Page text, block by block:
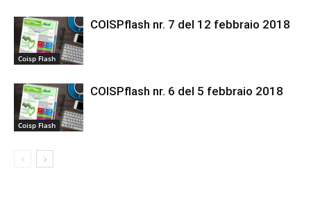
Coisp Flash
COISPflash nr. 7 del 12 febbraio 2018
Coisp Flash
COISPflash nr. 6 del 5 febbraio 2018